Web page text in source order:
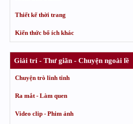
Thiết kế thời trang
Kiến thức bổ ích khác
Giải trí - Thư giãn - Chuyện ngoài lề
Chuyện trò linh tinh
Ra mắt - Làm quen
Video clip - Phim ảnh